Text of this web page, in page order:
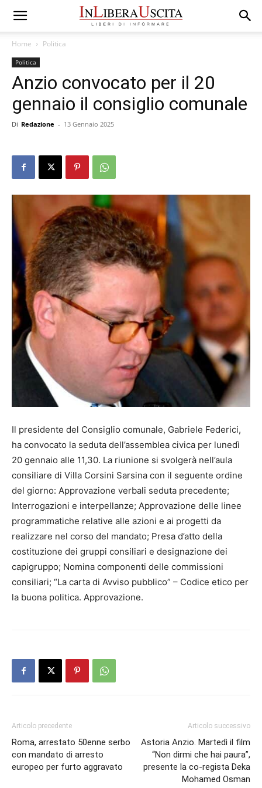
Home Politica
Politica
Anzio convocato per il 20
gennaio il consiglio comunale
Di Redazione - 13 Gennaio 2025
Il presidente del Consiglio comunale, Gabriele Federici,
ha convocato la seduta dell’assemblea civica per lunedì
20 gennaio alle 11,30. La riunione si svolgerà nell’aula
consiliare di Villa Corsini Sarsina con il seguente ordine
del giorno: Approvazione verbali seduta precedente;
Interrogazioni e interpellanze; Approvazione delle linee
programmatiche relative alle azioni e ai progetti da
realizzare nel corso del mandato; Presa d’atto della
costituzione dei gruppi consiliari e designazione dei
capigruppo; Nomina componenti delle commissioni
consiliari; “La carta di Avviso pubblico” – Codice etico per
la buona politica. Approvazione.
Articolo precedente
Roma, arrestato 50enne serbo
con mandato di arresto
europeo per furto aggravato
Articolo successivo
Astoria Anzio. Martedì il film
“Non dirmi che hai paura”,
presente la co-regista Deka
Mohamed Osman